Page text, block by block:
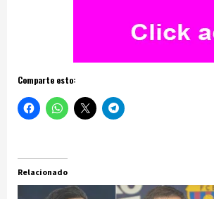
Comparte esto:
Relacionado